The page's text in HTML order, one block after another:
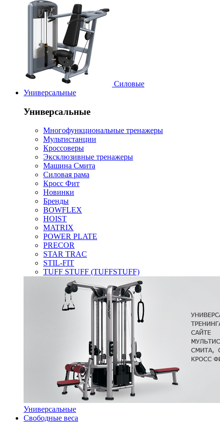
Силовые
Универсальные
Универсальные
Многофункциональные тренажеры
Мультистанции
Кроссоверы
Эксклюзивные тренажеры
Машина Смита
Силовая рама
Кросс Фит
Новинки
Бренды
BOWFLEX
HOIST
MATRIX
POWER PLATE
PRECOR
STAR TRAC
STIL-FIT
TUFF STUFF (TUFFSTUFF)
Универсальные
Свободные веса